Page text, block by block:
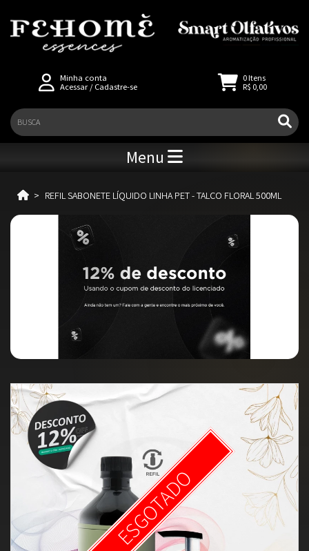
Minha conta
Acessar/ Cadastre-se
0Itens
R$ 0,00
Menu
REFIL SABONETE LÍQUIDO LINHA PET - TALCO FLORAL 500ML
ESGOTADO